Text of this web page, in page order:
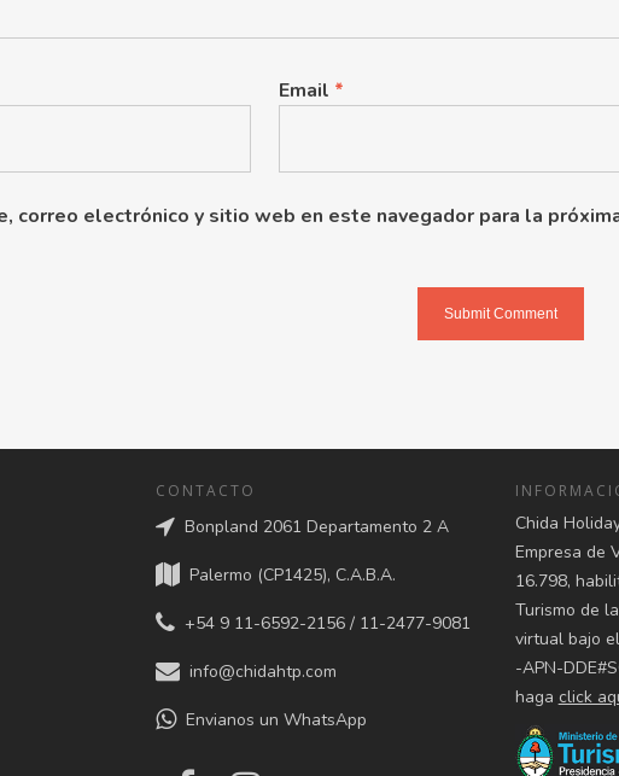
Email *
correo electrónico y sitio web en este navegador para la
CONTACTO
Bonpland 2061 Departamento 2 A
Palermo (CP1425), C.A.B.A.
+54 9 11-6592-2156 / 11-2477-9081
info@chidahtp.com
Envianos un WhatsApp
Chida
Empresa de
16.798,
Turismo de
virtual bajo
-APN-
haga click